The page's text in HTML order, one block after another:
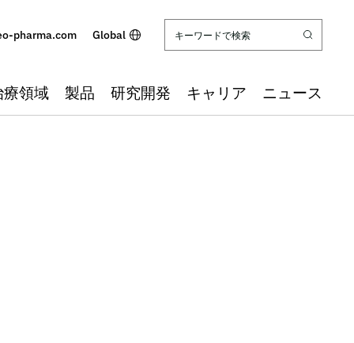
pharma.com Global
療領域 製品 研究開発 キャリア ニュース